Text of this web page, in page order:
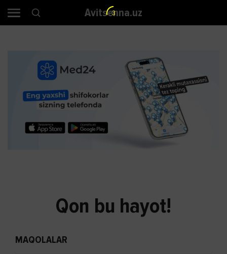
Avitsenna.uz
Qon bu hayot!
MAQOLALAR
3